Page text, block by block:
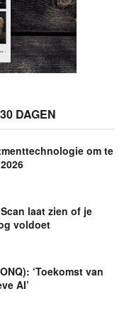
DAGEN
om te
laat zien of je
voldoet
‘Toekomst van
AI’